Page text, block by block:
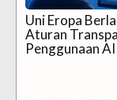
Uni Eropa
Aturan
Penggunaan AI